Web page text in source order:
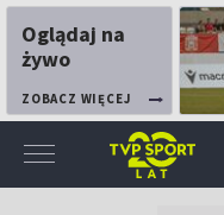
Oglądaj na
żywo
ZOBACZ WIĘCEJ